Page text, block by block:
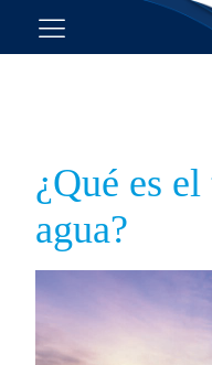
¿Qué es
agua?